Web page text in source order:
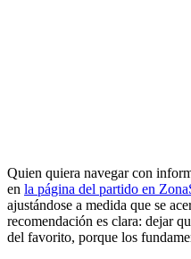
Quien quiera navegar con
en la página del partido en
ajustándose a medida que se
recomendación es clara: dejar
del favorito, porque los